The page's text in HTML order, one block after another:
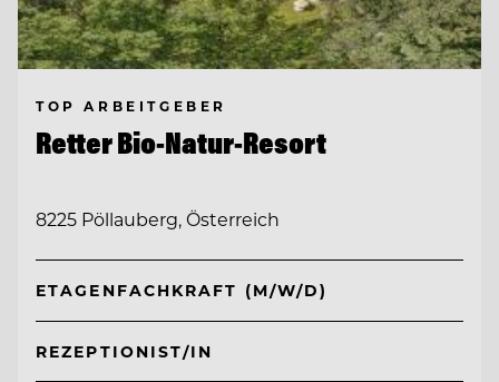
TOP ARBEITGEBER
Retter Bio-Natur-Resort
8225 Pöllauberg, Österreich
ETAGENFACHKRAFT (M/W/D)
REZEPTIONIST/IN